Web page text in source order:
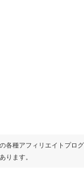
各種アフィリエイトプロ
ります。